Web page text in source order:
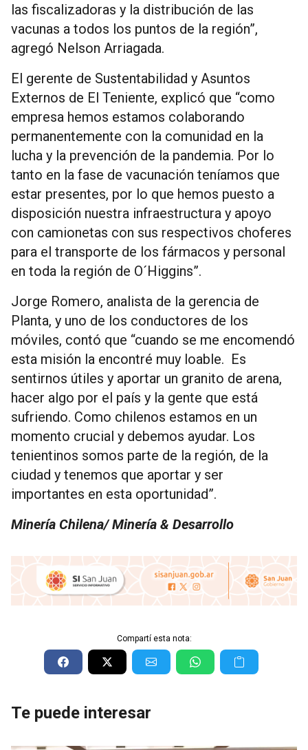
las fiscalizadoras y la distribución de las
vacunas a todos los puntos de la región”,
agregó Nelson Arriagada.
El gerente de Sustentabilidad y Asuntos
Externos de El Teniente, explicó que “como
empresa hemos estamos colaborando
permanentemente con la comunidad en la
lucha y la prevención de la pandemia. Por lo
tanto en la fase de vacunación teníamos que
estar presentes, por lo que hemos puesto a
disposición nuestra infraestructura y apoyo
con camionetas con sus respectivos choferes
para el transporte de los fármacos y personal
en toda la región de O´Higgins”.
Jorge Romero, analista de la gerencia de
Planta, y uno de los conductores de los
móviles, contó que “cuando se me encomendó
esta misión la encontré muy loable. Es
sentirnos útiles y aportar un granito de arena,
hacer algo por el país y la gente que está
sufriendo. Como chilenos estamos en un
momento crucial y debemos ayudar. Los
tenientinos somos parte de la región, de la
ciudad y tenemos que aportar y ser
importantes en esta oportunidad”.
Minería Chilena/ Minería & Desarrollo
Compartí esta nota:
Te puede interesar